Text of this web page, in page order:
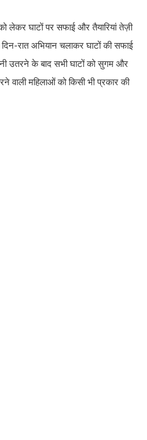
लेकर घाटों पर सफाई और तैयारियां तेज़ी
रात अभियान चलाकर घाटों की सफाई
उतरने के बाद सभी घाटों को सुगम और
वाली महिलाओं को किसी भी प्रकार की